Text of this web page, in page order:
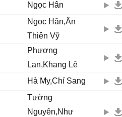
Ngọc Hân
Ngọc Hân,Ân
Thiên Vỹ
Phương
Lan,Khang Lê
Hà My,Chí Sang
Tường
Nguyên,Như